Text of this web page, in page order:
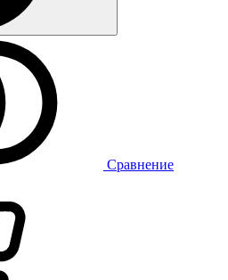
Сравнение